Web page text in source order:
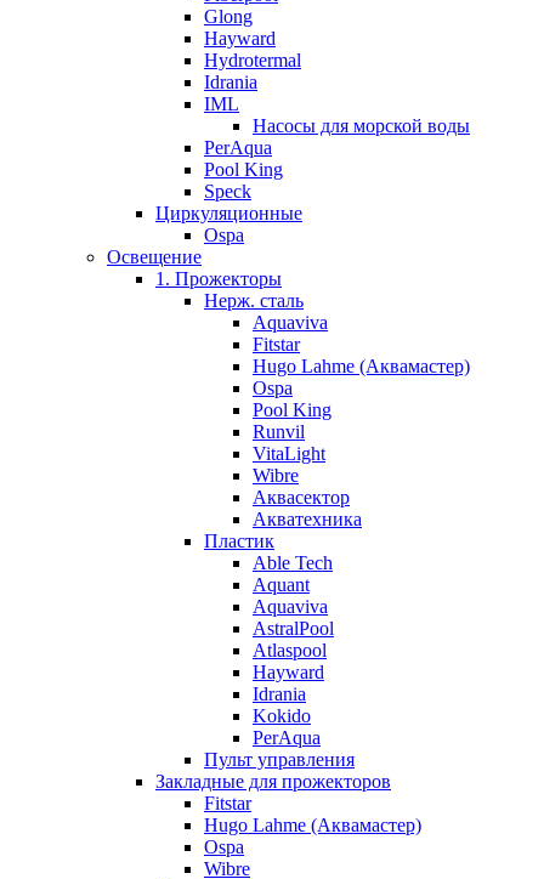
Glong
Hayward
Hydrotermal
Idrania
IML
Насосы для морской воды
PerAqua
Pool King
Speck
Циркуляционные
Ospa
Освещение
1. Прожекторы
Нерж. сталь
Aquaviva
Fitstar
Hugo Lahme (Аквамастер)
Ospa
Pool King
Runvil
VitaLight
Wibre
Аквасектор
Акватехника
Пластик
Able Tech
Aquant
Aquaviva
AstralPool
Atlaspool
Hayward
Idrania
Kokido
PerAqua
Пульт управления
Закладные для прожекторов
Fitstar
Hugo Lahme (Аквамастер)
Ospa
Wibre